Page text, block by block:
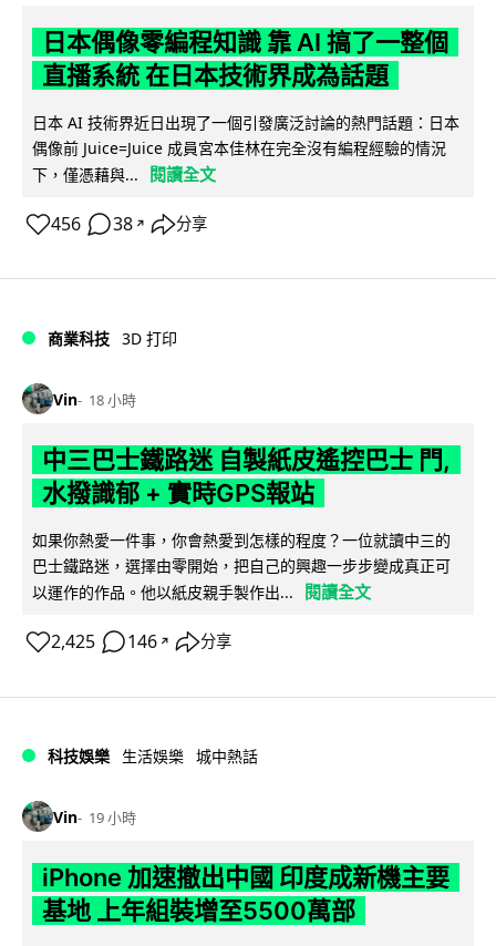
日本偶像零編程知識 靠 AI 搞了一整個
直播系統 在日本技術界成為話題
日本 AI 技術界近日出現了一個引發廣泛討論的熱門話題：日本
偶像前 Juice=Juice 成員宮本佳林在完全沒有編程經驗的情況
下，僅憑藉與...
閱讀全文
456 38 ↗ 分享
商業科技 3D 打印
Vin 18 小時
中三巴士鐵路迷 自製紙皮遙控巴士 門,
水撥識郁 + 實時GPS報站
如果你熱愛一件事，你會熱愛到怎樣的程度？一位就讀中三的
巴士鐵路迷，選擇由零開始，把自己的興趣一步步變成真正可
以運作的作品。他以紙皮親手製作出...
閱讀全文
2,425 146 ↗ 分享
科技娛樂 生活娛樂 城中熱話
Vin 19 小時
iPhone 加速撤出中國 印度成新機主要
基地 上年組裝增至5500萬部